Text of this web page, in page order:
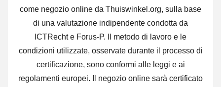
come negozio online da Thuiswinkel.org, sulla base
di una valutazione indipendente condotta da
ICTRecht e Forus-P. Il metodo di lavoro e le
condizioni utilizzate, osservate durante il processo di
certificazione, sono conformi alle leggi e ai
regolamenti europei. Il negozio online sarà certificato